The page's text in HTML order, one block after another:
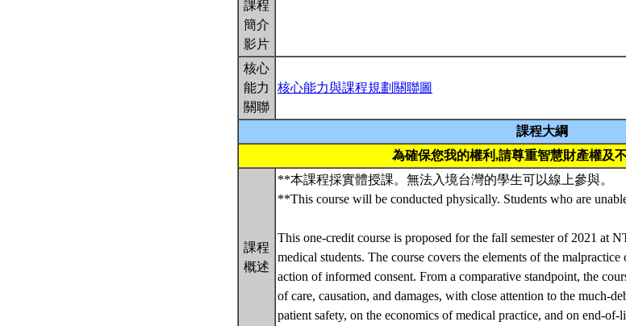
課程
簡介
影片
核心
能力
關聯
核心能力與課程規劃關聯圖
課程大綱
為確保您我的權利,請尊重智慧財產權及
課程
概述
**本課程採實體授課。無法入境台灣的學生可以線上參與。
**This course will be conducted physically. Students who are
This one-credit course is proposed for the fall semester of 2021 at
medical students. The course covers the elements of the
action of informed consent. From a comparative standpoint, the
of care, causation, and damages, with close attention to the much-
patient safety, on the economics of medical practice, and on end-